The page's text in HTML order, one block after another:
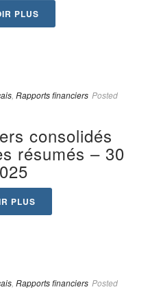
PLUS
Rapports financiers Posted
consolidés
résumés – 30
PLUS
Rapports financiers Posted